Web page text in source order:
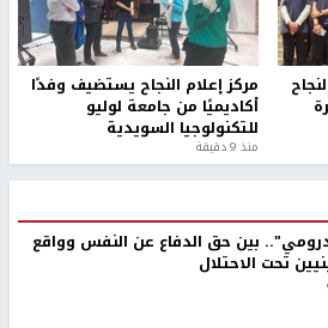
النجاح مركز إعلام النجاح يستضيف وفدًا
أكاديميًا من جامعة لوليو
للتكنولوجيا السويدية
منذ 9 دقيقة
بين حق الدفاع عن النفس وواقع
تحت الاحتلال